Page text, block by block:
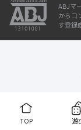
TOP 遊
ABJマ
からコ
す登録